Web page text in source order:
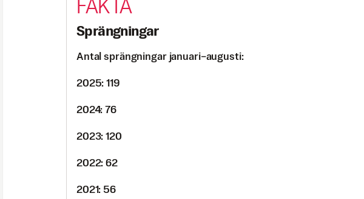
Sprängningar
Antal sprängningar januari–augusti:
2025: 119
2024: 76
2023: 120
2022: 62
2021: 56